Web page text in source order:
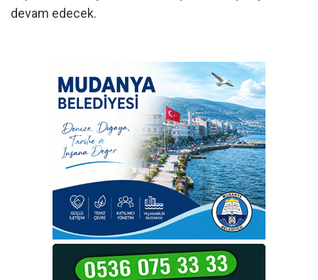
devam edecek.